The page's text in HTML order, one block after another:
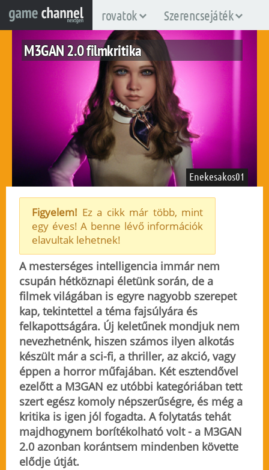
rovatok Szerencsejáték
M3GAN 2.0 filmkritika
fuggetlen
Enekesakos01
Figyelem! Ez a cikk már több, mint
egy éves! A benne lévő információk
elavultak lehetnek!
A mesterséges intelligencia immár nem
csupán hétköznapi életünk során, de a
filmek világában is egyre nagyobb szerepet
kap, tekintettel a téma fajsúlyára és
felkapottságára. Új keletűnek mondjuk nem
nevezhetnénk, hiszen számos ilyen alkotás
készült már a sci-fi, a thriller, az akció, vagy
éppen a horror műfajában. Két esztendővel
ezelőtt a M3GAN ez utóbbi kategóriában tett
szert egész komoly népszerűségre, és még a
kritika is igen jól fogadta. A folytatás tehát
majdhogynem borítékolható volt - a M3GAN
2.0 azonban korántsem mindenben követte
elődje útját.